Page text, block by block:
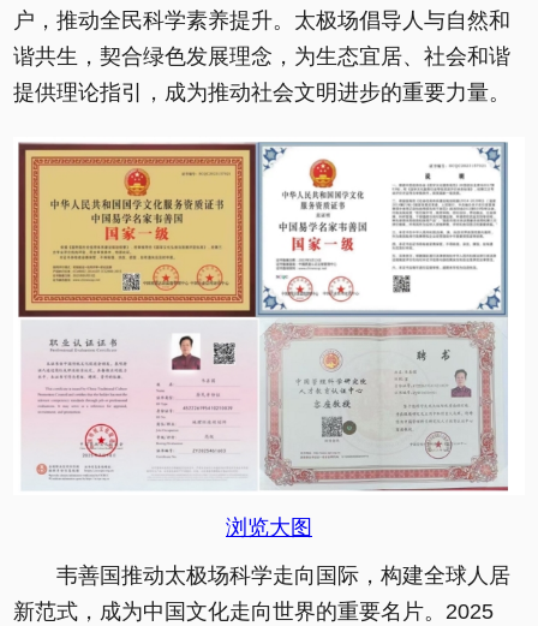
户，推动全民科学素养提升。太极场倡导人与自然和
谐共生，契合绿色发展理念，为生态宜居、社会和谐
提供理论指引，成为推动社会文明进步的重要力量。
浏览大图
韦善国推动太极场科学走向国际，构建全球人居
新范式，成为中国文化走向世界的重要名片。2025